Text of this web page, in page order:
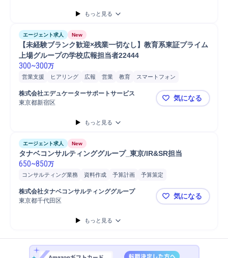
もっと見る
エージェント求人 New
【未経験ブランク歓迎×残業一切なし】教育系東証プライム
上場グループの学校広報担当者22444
300~300万
営業支援 ヒアリング 広報 営業 教育
スマートフォン
メール対応
Microsoft Excel
携帯電話/PC/PC周辺機器
PC/Web
株式会社エデュケーターサポートサービス
東京都新宿区
【未経験ブ
気になる
もっと見る
エージェント求人 New
タナベコンサルティンググループ_東京/IR&SR担当
650~850万
コンサルティング業務 資料作成 予算計画
予算策定
経営/戦略コンサルティング
戦略立案
プロジェクト
株式会社タナベコンサルティンググループ
東京都千代田区
タナベコン
気になる
もっと見る